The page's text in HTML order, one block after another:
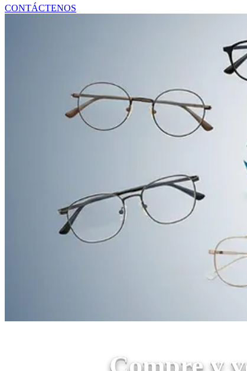
PIEZAS DE HVAC Y REFRIGERACIÓN
ARTÍCULOS DE MANTENIMIENTO
COMPONENTES ELÉCTRICOS Y DE
HERRAMIENTAS Y EQUIPOS DE TALLER
ACCESORIOS Y COMPONENTES SOLARES
ARTÍCULOS TECNOLÓGICOS PARA
CALZADO
DECORACIÓN DEL HOGAR
CONTÁCTENOS